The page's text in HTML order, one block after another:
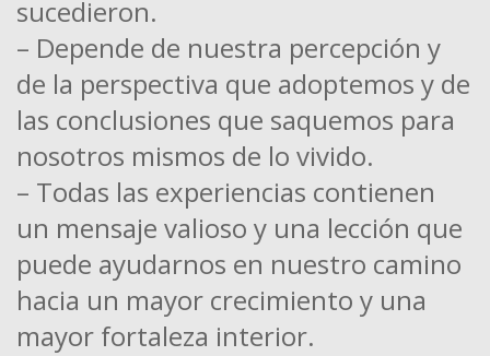
sucedieron.
– Depende de nuestra percepción y
de la perspectiva que adoptemos y de
las conclusiones que saquemos para
nosotros mismos de lo vivido.
– Todas las experiencias contienen
un mensaje valioso y una lección que
puede ayudarnos en nuestro camino
hacia un mayor crecimiento y una
mayor fortaleza interior.